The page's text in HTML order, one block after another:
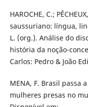
HAROCHE, C.;
saussuriano: língua,
L. (org.). Análise do
história da noção-
Carlos: Pedro & João
MENA, F. Brasil passa
mulheres presas no